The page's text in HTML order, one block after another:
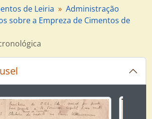
Caderno I - 3ª parte, 1919 - 1932
Caderno I - 4ª parte, 1919 - 1932
Caderno II - 1ª parte, 1931 - 1938
Caderno II - 2ª parte, 1931 - 1938
Caderno II - 3ª parte, 1931 - 1938
Caderno II - 4ª parte, 1931 - 1938
Caderno III - 2ª parte, 1937 - 1944
Caderno III - 3ª parte, 1937 - 1944
de Leiria
Administração
sobre a Empreza de Cimentos de
current slide of this carousel will